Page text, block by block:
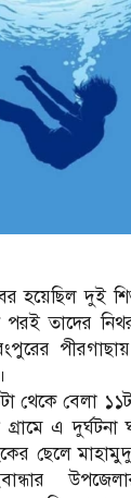
হয়েছিল দুই
পরই তাদের
থেকে বেলা
গ্রামে এ
ছেলে